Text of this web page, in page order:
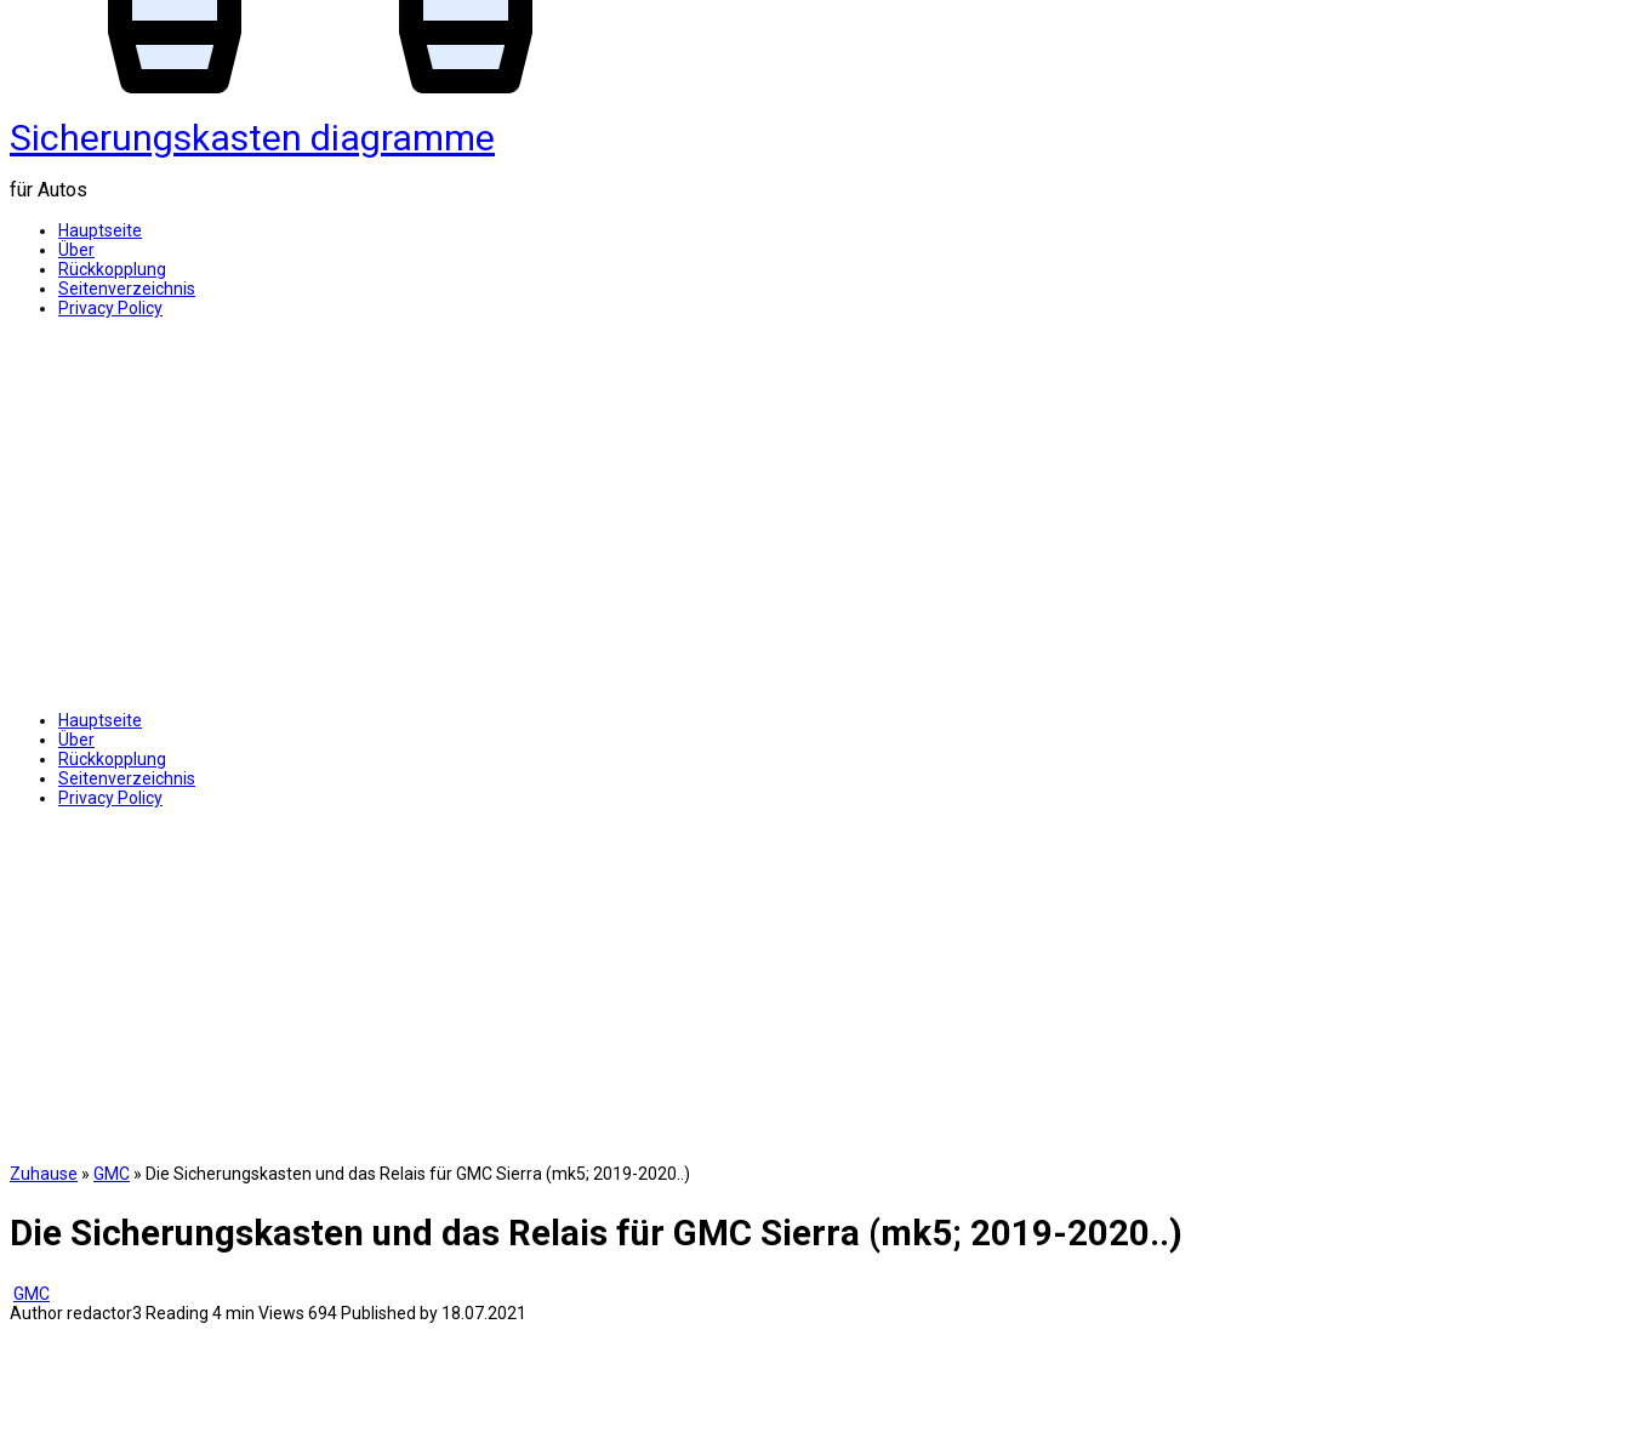
Sicherungskasten diagramme
für Autos
Hauptseite
Über
Rückkopplung
Seitenverzeichnis
Privacy Policy
Hauptseite
Über
Rückkopplung
Seitenverzeichnis
Privacy Policy
Zuhause » GMC » Die Sicherungskasten und das Relais für GMC Sierra (mk5; 2019-2020..)
Die Sicherungskasten und das Relais für GMC Sierra (mk5; 2019-2020..)
GMC
Authorredactor3 Reading 4 min Views 694 Published by 18.07.2021